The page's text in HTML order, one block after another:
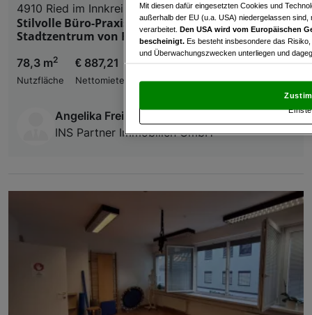
4910 Ried im Innkreis
Stilvolle Büro-Praxisfläche oder Geschäftslokal im
Stadtzentrum von Ried
78,3 m2
Nutzfläche
€ 887,21
Nettomiete
Angelika Freimüller
INS Partner Immobilien GmbH
Mit diesen dafür eingesetzten Cookies und
außerhalb der EU (u.a. USA) niedergelassen
verarbeitet. Den USA wird vom Europäischen
bescheinigt. Es besteht insbesondere das
und Überwachungszwecken unterliegen und
und Widerspruch gegen die Verarbeitung auf der
„Cookie Einstellungen“, die sich auf jeder Seite
und der Performance von Inhalten,
Liste der Partner (Lieferanten)